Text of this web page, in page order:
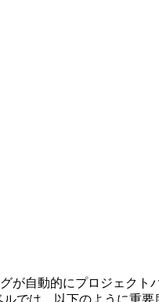
が自動的にプロジェク
では、以下のように重要